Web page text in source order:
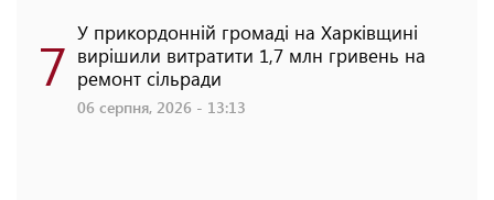
7 У прикордонній громаді на Харківщині
вирішили витратити 1,7 млн гривень на
ремонт сільради
06 серпня, 2026 - 13:13